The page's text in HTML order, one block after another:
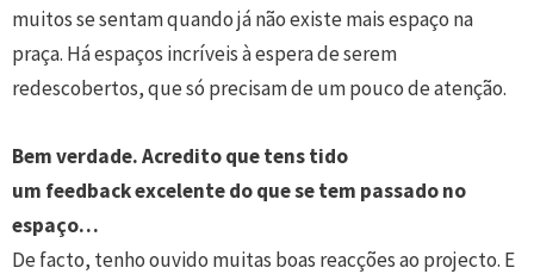
muitos se sentam quando já não existe mais espaço na
praça. Há espaços incríveis à espera de serem
redescobertos, que só precisam de um pouco de atenção.
Bem verdade. Acredito que tens tido
um feedback excelente do que se tem passado no
espaço…
De facto, tenho ouvido muitas boas reacções ao projecto. E